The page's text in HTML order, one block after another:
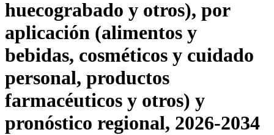
huecograbado y otros), por
aplicación (alimentos y
bebidas, cosméticos y cuidado
personal, productos
farmacéuticos y otros) y
pronóstico regional, 2026-2034